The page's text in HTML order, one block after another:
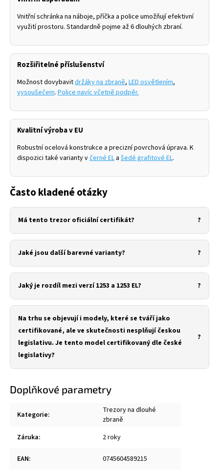
Vnitřní schránka na náboje, příčka a police umožňují efektivní
využití prostoru. Standardně pojme až 6 dlouhých zbraní.
Rozšiřitelné příslušenství
Možnost dovybavitdržáky na zbraně, LED osvětlením,
vysoušečem. Police navíc včetně podpěr.
Kvalitní výroba v EU
Robustní ocelová konstrukce a precizní povrchová úprava. K
dispozici také varianty včerné EL a šedé grafitové EL.
Často kladené otázky
Má tento trezor oficiální certifikát?
Jaké jsou další barevné varianty?
Jaký je rozdíl mezi verzí 1253 a 1253 EL?
Na trhu se objevují i modely, které se tváří jako
certifikované, ale ve skutečnosti nesplňují českou
legislativu. Je tento model certifikovaný dle české
legislativy?
Doplňkové parametry
Kategorie:
Trezory na dlouhé
zbraně
Záruka: 2 roky
EAN: 0745604589215